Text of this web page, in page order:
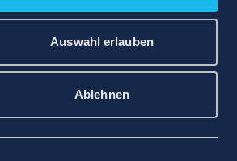
Auswahl erlauben
Ablehnen